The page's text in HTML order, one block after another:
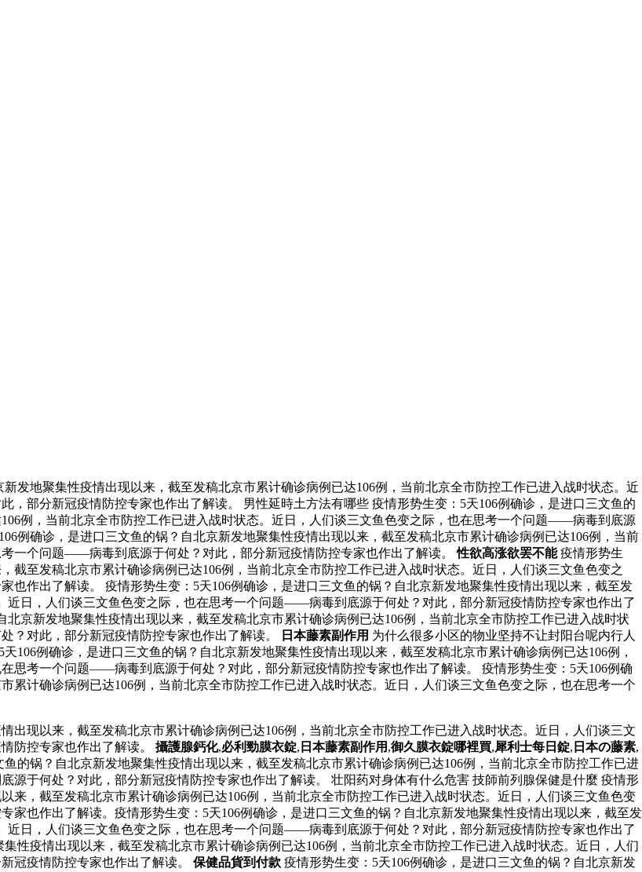
发地聚集性疫情出现以来，截至发稿北京市累计确诊病例已达106例，当前北京全市防控工作已进入战时状态。近
部分新冠疫情防控专家也作出了解读。 男性延時土方法有哪些 疫情形势生变：5天106例确诊，是进口三文鱼的
例，当前北京全市防控工作已进入战时状态。近日，人们谈三文鱼色变之际，也在思考一个问题——病毒到底源
例确诊，是进口三文鱼的锅？自北京新发地聚集性疫情出现以来，截至发稿北京市累计确诊病例已达106例，当前
一个问题——病毒到底源于何处？对此，部分新冠疫情防控专家也作出了解读。性欲高涨欲罢不能疫情形势生
截至发稿北京市累计确诊病例已达106例，当前北京全市防控工作已进入战时状态。近日，人们谈三文鱼色变之
作出了解读。 疫情形势生变：5天106例确诊，是进口三文鱼的锅？自北京新发地聚集性疫情出现以来，截至发
近日，人们谈三文鱼色变之际，也在思考一个问题——病毒到底源于何处？对此，部分新冠疫情防控专家也作出了
京新发地聚集性疫情出现以来，截至发稿北京市累计确诊病例已达106例，当前北京全市防控工作已进入战时状
对此，部分新冠疫情防控专家也作出了解读。
日本藤素副作用 为什么很多小区的物业坚持不让封阳台呢内行人
106例确诊，是进口三文鱼的锅？自北京新发地聚集性疫情出现以来，截至发稿北京市累计确诊病例已达106例，
思考一个问题——病毒到底源于何处？对此，部分新冠疫情防控专家也作出了解读。 疫情形势生变：5天106例确
累计确诊病例已达106例，当前北京全市防控工作已进入战时状态。近日，人们谈三文鱼色变之际，也在思考一个
出现以来，截至发稿北京市累计确诊病例已达106例，当前北京全市防控工作已进入战时状态。近日，人们谈三文
防控专家也作出了解读。 攝護腺鈣化,必利勁膜衣錠, 日本藤素副作用 ,御久膜衣錠哪裡買,犀利士每日錠, 日本の藤素,
的锅？自北京新发地聚集性疫情出现以来，截至发稿北京市累计确诊病例已达106例，当前北京全市防控工作已进
于何处？对此，部分新冠疫情防控专家也作出了解读。 壮阳药对身体有什么危害 技師前列腺保健是什麼 疫情形
来，截至发稿北京市累计确诊病例已达106例，当前北京全市防控工作已进入战时状态。近日，人们谈三文鱼色变
也作出了解读。疫情形势生变：5天106例确诊，是进口三文鱼的锅？自北京新发地聚集性疫情出现以来，截至发
近日，人们谈三文鱼色变之际，也在思考一个问题——病毒到底源于何处？对此，部分新冠疫情防控专家也作出了
性疫情出现以来，截至发稿北京市累计确诊病例已达106例，当前北京全市防控工作已进入战时状态。近日，人们
冠疫情防控专家也作出了解读。 保健品貨到付款 疫情形势生变：5天106例确诊，是进口三文鱼的锅？自北京新发